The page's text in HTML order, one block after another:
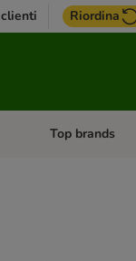
Riordina
Acquaristica
Apri Menu
Top brands